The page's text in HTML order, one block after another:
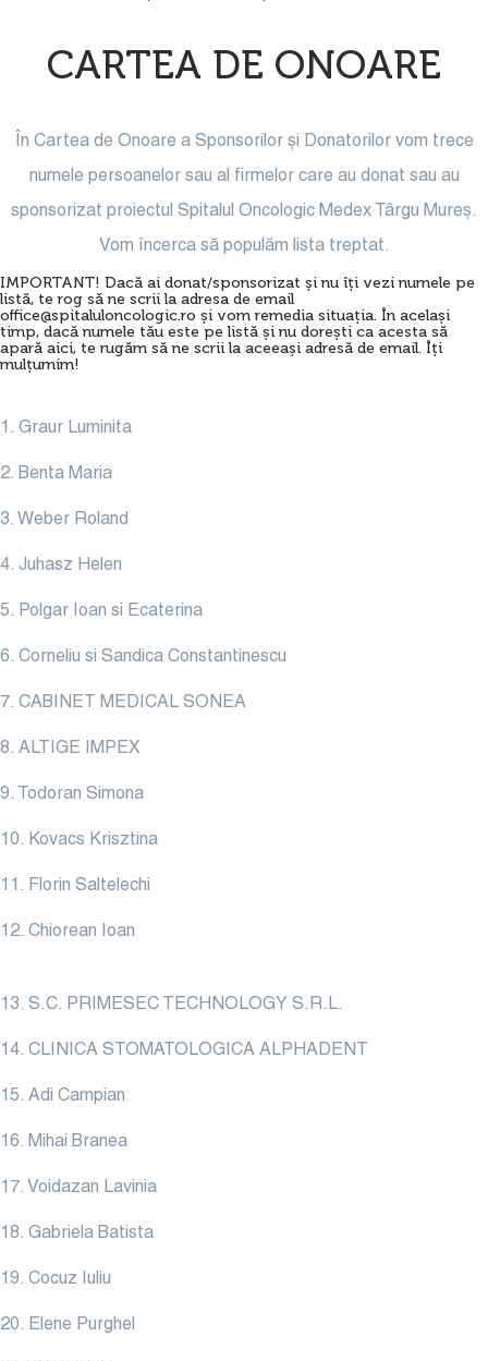
CARTEA DE ONOARE
În Cartea de Onoare a Sponsorilor și Donatorilor vom trece
numele persoanelor sau al firmelor care au donat sau au
sponsorizat proiectul Spitalul Oncologic Medex Târgu Mureș.
Vom încerca să populăm lista treptat.
IMPORTANT! Dacă ai donat/sponsorizat și nu îți vezi numele pe
listă, te rog să ne scrii la adresa de email
office@spitaluloncologic.ro și vom remedia situația. În același
timp, dacă numele tău este pe listă și nu dorești ca acesta să
apară aici, te rugăm să ne scrii la aceeași adresă de email. Îți
mulțumim!
1. Graur Luminita
2. Benta Maria
3. Weber Roland
4. Juhasz Helen
5. Polgar Ioan si Ecaterina
6. Corneliu si Sandica Constantinescu
7. CABINET MEDICAL SONEA
8. ALTIGE IMPEX
9. Todoran Simona
10. Kovacs Krisztina
11. Florin Saltelechi
12. Chiorean Ioan
13. S.C. PRIMESEC TECHNOLOGY S.R.L.
14. CLINICA STOMATOLOGICA ALPHADENT
15. Adi Campian
16. Mihai Branea
17. Voidazan Lavinia
18. Gabriela Batista
19. Cocuz Iuliu
20. Elene Purghel